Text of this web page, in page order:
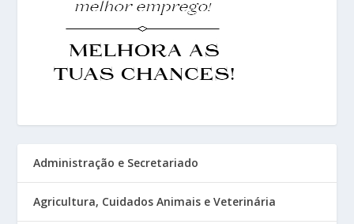
Administração e Secretariado
Agricultura, Cuidados Animais e Veterinária